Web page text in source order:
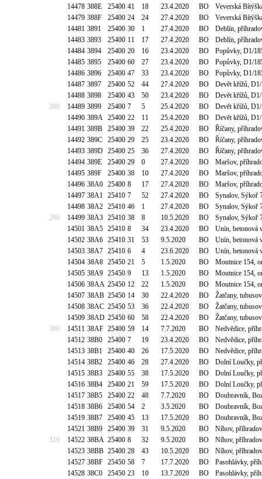
14478 388E 25400 41 18 23.4.2020 BO
Veverská
14479 388F 25400 24 24 27.4.2020 BO
Veverská
14481 3891 25400 30 1 27.4.2020 BO
Deblín,
14483 3893 25400 11 17 27.4.2020 BO
Deblín,
14484 3894 25400 20 16 23.4.2020 BO
Popůvky, D1/
14485 3895 25400 60 27 23.4.2020 BO
Popůvky, D1/
14486 3896 25400 47 33 23.4.2020 BO
Popůvky, D1/
14487 3897 25400 52 44 27.4.2020 BO
Devět křížů,
14488 3898 25400 43 50 23.4.2020 BO
Devět křížů,
280
14489 3899 25400 7 5 25.4.2020 BO
Devět křížů,
14490 389A 25400 22 11 25.4.2020 BO
Devět křížů,
14491 389B 25400 39 22 25.4.2020 BO
Říčany,
14492 389C 25400 29 25 23.4.2020 BO
Říčany,
14493 389D 25400 25 36 27.4.2020 BO
Říčany,
14494 389E 25400 29 0 27.4.2020 BO
Maršov,
14495 389F 25400 38 10 27.4.2020 BO
Maršov,
14496 38A0 25400 8 17 27.4.2020 BO
Maršov,
14497 38A1 25410 7 52 27.4.2020 BO
Synalov, Sýkoř
14498 38A2 25410 46 1 27.4.2020 BO
Synalov, Sýkoř
290
14499 38A3 25410 38 8 10.5.2020 BO
Synalov, Sýkoř
14501 38A5 25410 8 34 23.4.2020 BO
Unín, betonová
14502 38A6 25410 31 53 9.5.2020 BO
Unín, betonová
14503 38A7 25410 6 4 23.6.2020 BO
Unín, betonová
14504 38A8 25450 21 5 1.5.2020 BO
Moutnice 154,
14505 38A9 25450 9 13 1.5.2020 BO
Moutnice 154,
14506 38AA 25450 12 22 1.5.2020 BO
Moutnice 154,
14507 38AB 25450 14 30 22.4.2020 BO
Žatčany,
14508 38AC 25450 53 36 22.4.2020 BO
Žatčany,
14509 38AD 25450 60 58 22.4.2020 BO
Žatčany,
300
14511 38AF 25400 59 14 7.7.2020 BO
Nedvědice,
14512 38B0 25400 7 19 23.4.2020 BO
Nedvědice,
14513 38B1 25400 40 26 17.5.2020 BO
Nedvědice,
14514 38B2 25400 46 28 27.4.2020 BO
Dolní Loučky,
14515 38B3 25400 55 38 17.5.2020 BO
Dolní Loučky,
14516 38B4 25400 21 59 17.5.2020 BO
Dolní Loučky,
14517 38B5 25400 22 48 7.7.2020 BO
Doubravník,
14518 38B6 25400 54 2 3.5.2020 BO
Doubravník,
14519 38B7 25400 45 13 17.5.2020 BO
Doubravník,
14521 38B9 25400 39 31 9.5.2020 BO
Níhov,
310
14522 38BA 25400 8 32 9.5.2020 BO
Níhov,
14523 38BB 25400 28 43 10.5.2020 BO
Níhov,
14527 38BF 25450 58 7 17.7.2020 BO
Pasohlávky,
14528 38C0 25450 23 10 13.7.2020 BO
Pasohlávky,